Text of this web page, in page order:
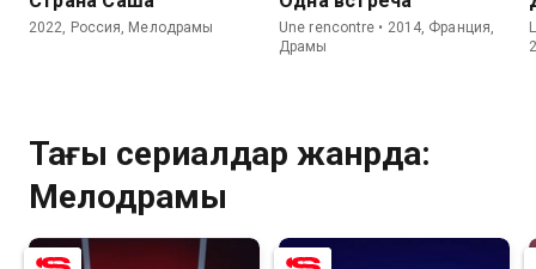
2022, Россия, Мелодрамы
Une rencontre • 2014, Франция,
Драмы
Тағы сериалдар жанрда:
Мелодрамы